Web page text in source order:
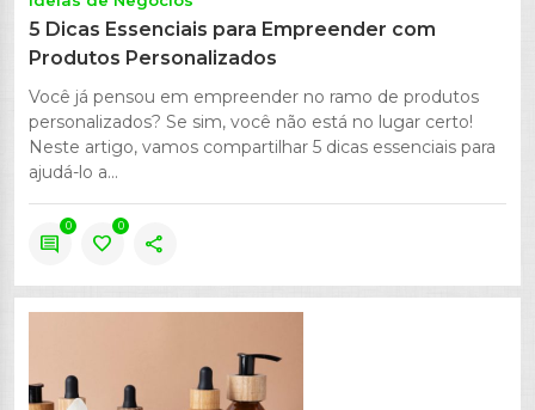
5 Dicas Essenciais para Empreender com
Produtos Personalizados
Você já pensou em empreender no ramo de produtos
personalizados? Se sim, você não está no lugar certo!
Neste artigo, vamos compartilhar 5 dicas essenciais para
ajudá-lo a...
comment
0
favorite
0
share